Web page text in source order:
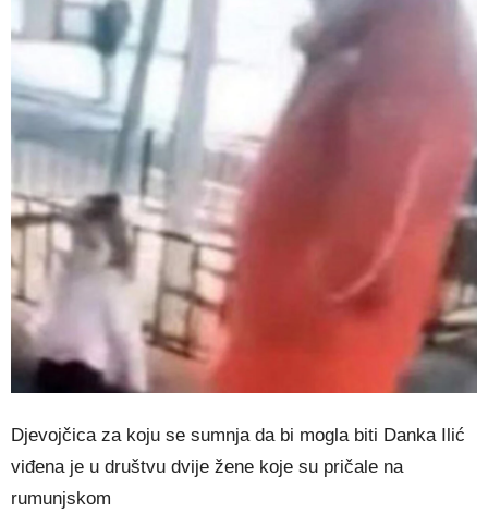
Djevojčica za koju se sumnja da bi mogla biti Danka Ilić
viđena je u društvu dvije žene koje su pričale na
rumunjskom